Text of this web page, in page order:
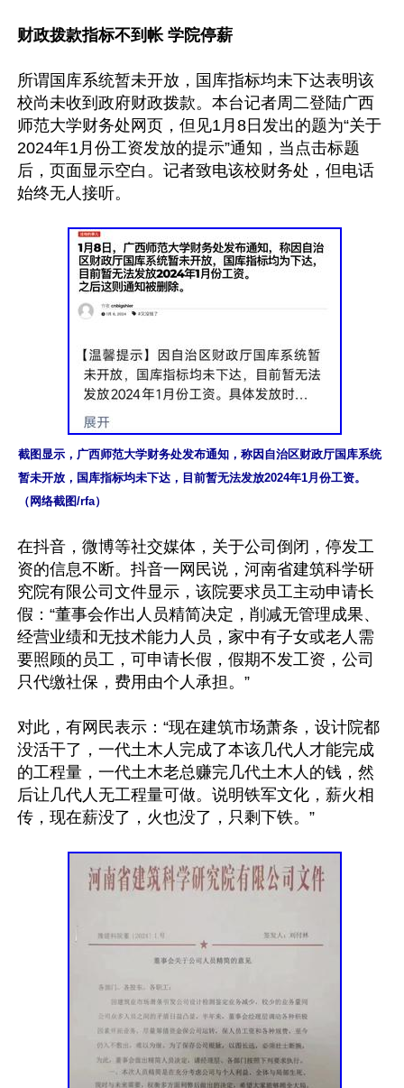
财政拨款指标不到帐 学院停薪
所谓国库系统暂未开放，国库指标均未下达表明该
校尚未收到政府财政拨款。本台记者周二登陆广西
师范大学财务处网页，但见1月8日发出的题为“关于
2024年1月份工资发放的提示”通知，当点击标题
后，页面显示空白。记者致电该校财务处，但电话
始终无人接听。
截图显示，广西师范大学财务处发布通知，称因自治区财政厅国库系统
暂未开放，国库指标均未下达，目前暂无法发放2024年1月份工资。
（网络截图/rfa）
在抖音，微博等社交媒体，关于公司倒闭，停发工
资的信息不断。抖音一网民说，河南省建筑科学研
究院有限公司文件显示，该院要求员工主动申请长
假：“董事会作出人员精简决定，削减无管理成果、
经营业绩和无技术能力人员，家中有子女或老人需
要照顾的员工，可申请长假，假期不发工资，公司
只代缴社保，费用由个人承担。”
对此，有网民表示：“现在建筑市场萧条，设计院都
没活干了，一代土木人完成了本该几代人才能完成
的工程量，一代土木老总赚完几代土木人的钱，然
后让几代人无工程量可做。说明铁军文化，薪火相
传，现在薪没了，火也没了，只剩下铁。”